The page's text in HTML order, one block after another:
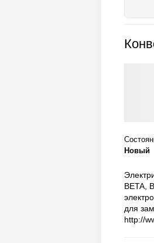
Новый
BETA,
для
http://